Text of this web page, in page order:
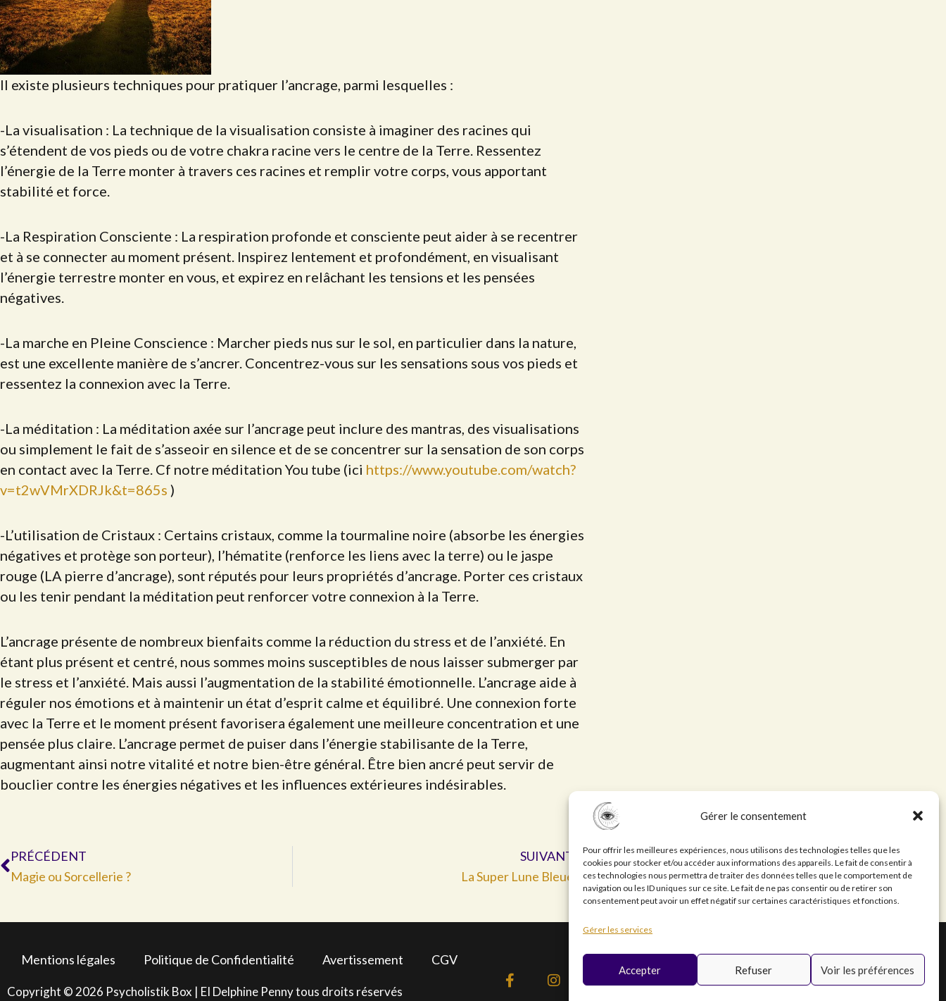
Gérer le consentement
Pour offrir les meilleures expériences, nous utilisons des technologies telles que les
cookies pour stocker et/ou accéder aux informations des appareils. Le fait de consentir à
ces technologies nous permettra de traiter des données telles que le comportement de
navigation ou les ID uniques sur ce site. Le fait de ne pas consentir ou de retirer son
consentement peut avoir un effet négatif sur certaines caractéristiques et fonctions.
Gérer les services
Accepter Refuser Voir les préférences
Il existe plusieurs techniques pour pratiquer l’ancrage, parmi lesquelles :
-La visualisation : La technique de la visualisation consiste à imaginer des racines qui
s’étendent de vos pieds ou de votre chakra racine vers le centre de la Terre. Ressentez
l’énergie de la Terre monter à travers ces racines et remplir votre corps, vous apportant
stabilité et force.
-La Respiration Consciente : La respiration profonde et consciente peut aider à se recentrer
et à se connecter au moment présent. Inspirez lentement et profondément, en visualisant
l’énergie terrestre monter en vous, et expirez en relâchant les tensions et les pensées
négatives.
-La marche en Pleine Conscience : Marcher pieds nus sur le sol, en particulier dans la nature,
est une excellente manière de s’ancrer. Concentrez-vous sur les sensations sous vos pieds et
ressentez la connexion avec la Terre.
-La méditation : La méditation axée sur l’ancrage peut inclure des mantras, des visualisations
ou simplement le fait de s’asseoir en silence et de se concentrer sur la sensation de son corps
en contact avec la Terre. Cf notre méditation You tube (ici https://www.youtube.com/watch?
v=t2wVMrXDRJk&t=865s )
-L’utilisation de Cristaux : Certains cristaux, comme la tourmaline noire (absorbe les énergies
négatives et protège son porteur), l’hématite (renforce les liens avec la terre) ou le jaspe
rouge (LA pierre d’ancrage), sont réputés pour leurs propriétés d’ancrage. Porter ces cristaux
ou les tenir pendant la méditation peut renforcer votre connexion à la Terre.
L’ancrage présente de nombreux bienfaits comme la réduction du stress et de l’anxiété. En
étant plus présent et centré, nous sommes moins susceptibles de nous laisser submerger par
le stress et l’anxiété. Mais aussi l’augmentation de la stabilité émotionnelle. L’ancrage aide à
réguler nos émotions et à maintenir un état d’esprit calme et équilibré. Une connexion forte
avec la Terre et le moment présent favorisera également une meilleure concentration et une
pensée plus claire. L’ancrage permet de puiser dans l’énergie stabilisante de la Terre,
augmentant ainsi notre vitalité et notre bien-être général. Être bien ancré peut servir de
bouclier contre les énergies négatives et les influences extérieures indésirables.
Précédent
PRÉCÉDENT
Magie ou Sorcellerie ?
SUIVANT
La Super Lune Bleue
Suivant
Mentions légales Politique de Confidentialité Avertissement CGV
Copyright © 2026 Psycholistik Box | EI Delphine Penny tous droits réservés
F
a
I
n
o
T
i
Inscription
newsletter